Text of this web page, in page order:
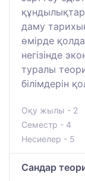
даму
өмірде
негізінде
туралы
білімдерін
Оқу жылы - 2
Семестр - 4
Несиелер - 5
Сандар